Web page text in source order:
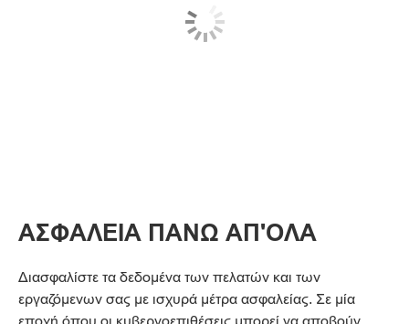
ΑΣΦΑΛΕΙΑ ΠΑΝΩ ΑΠ'ΟΛΑ
Διασφαλίστε τα δεδομένα των πελατών και των
εργαζόμενων σας με ισχυρά μέτρα ασφαλείας. Σε μία